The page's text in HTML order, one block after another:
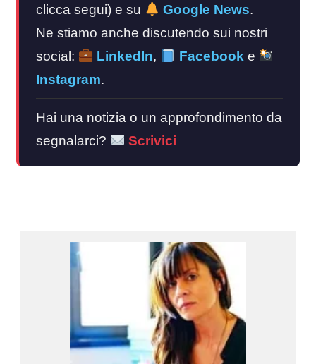
clicca segui) e su
Google News.
Ne stiamo anche discutendo sui nostri
social:
LinkedIn, Facebook e
Instagram.
Hai una notizia o un approfondimento da
segnalarci?
Scrivici